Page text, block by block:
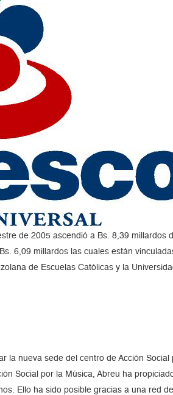
de 2005 ascendió a Bs. 8,39 millardos
6,09 millardos las cuales están
de Escuelas Católicas y la
la nueva sede del centro de Acción
Social por la Música, Abreu ha
Ello ha sido posible gracias a una red